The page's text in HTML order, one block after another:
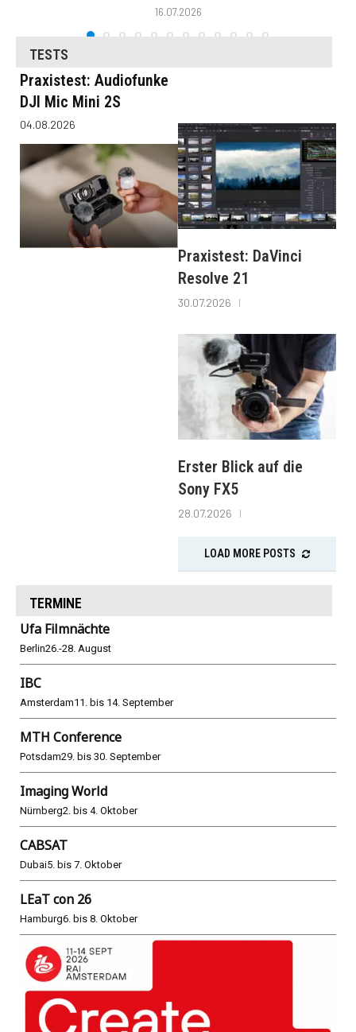
16.07.2026
TESTS
Praxistest: Audiofunke
DJI Mic Mini 2S
04.08.2026
Praxistest: DaVinci
Resolve 21
30.07.2026
Erster Blick auf die
Sony FX5
28.07.2026
LOAD MORE POSTS
TERMINE
Ufa Filmnächte
Berlin26.-28. August
IBC
Amsterdam11. bis 14. September
MTH Conference
Potsdam29. bis 30. September
Imaging World
Nürnberg2. bis 4. Oktober
CABSAT
Dubai5. bis 7. Oktober
LEaT con 26
Hamburg6. bis 8. Oktober